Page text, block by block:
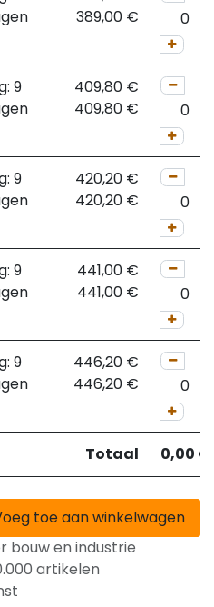
389,00 €
9
409,80 €
409,80 €
9
420,20 €
420,20 €
9
441,00 €
441,00 €
9
446,20 €
446,20 €
Totaal 0,00 €
toe aan winkelwagen
bouw en industrie
artikelen